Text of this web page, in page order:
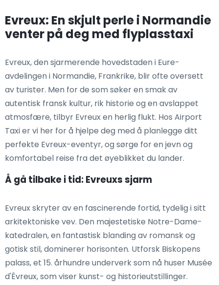
Evreux: En skjult perle i Normandie
venter på deg med flyplasstaxi
Evreux, den sjarmerende hovedstaden i Eure-
avdelingen i Normandie, Frankrike, blir ofte oversett
av turister. Men for de som søker en smak av
autentisk fransk kultur, rik historie og en avslappet
atmosfære, tilbyr Evreux en herlig flukt. Hos Airport
Taxi er vi her for å hjelpe deg med å planlegge ditt
perfekte Evreux-eventyr, og sørge for en jevn og
komfortabel reise fra det øyeblikket du lander.
Å gå tilbake i tid: Evreuxs sjarm
Evreux skryter av en fascinerende fortid, tydelig i sitt
arkitektoniske vev. Den majestetiske Notre-Dame-
katedralen, en fantastisk blanding av romansk og
gotisk stil, dominerer horisonten. Utforsk Biskopens
palass, et 15. århundre underverk som nå huser Musée
d'Évreux, som viser kunst- og historieutstillinger.